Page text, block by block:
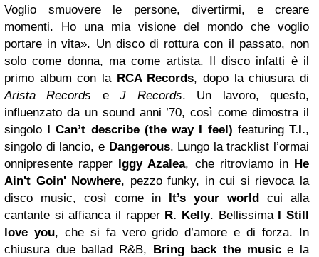
Voglio smuovere le persone, divertirmi, e creare
momenti. Ho una mia visione del mondo che voglio
portare in vita». Un disco di rottura con il passato, non
solo come donna, ma come artista. Il disco infatti è il
primo album con la RCA Records, dopo la chiusura di
Arista Records eJ Records. Un lavoro, questo,
influenzato da un sound anni ’70, così come dimostra il
singolo I Can’t describe (the way I feel) featuringT.I.,
singolo di lancio, e Dangerous. Lungo la tracklist l’ormai
onnipresente rapper Iggy Azalea, che ritroviamo in He
Ain't Goin' Nowhere, pezzo funky, in cui si rievoca la
disco music, così come in It’s your world cui alla
cantante si affianca il rapper R. Kelly. Bellissima I Still
love you, che si fa vero grido d’amore e di forza. In
chiusura due ballad R&B, Bring back the musice la